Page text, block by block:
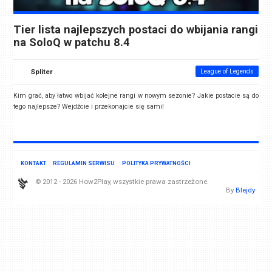
Tier lista najlepszych postaci do wbijania rangi
na SoloQ w patchu 8.4
Spliter League of Legends
Kim grać, aby łatwo wbijać kolejne rangi w nowym sezonie? Jakie postacie są do
tego najlepsze? Wejdźcie i przekonajcie się sami!
KONTAKT REGULAMIN SERWISU POLITYKA PRYWATNOŚCI
© 2012 - 2026 How2Play, wszystkie prawa zastrzeżone.
By Blejdy